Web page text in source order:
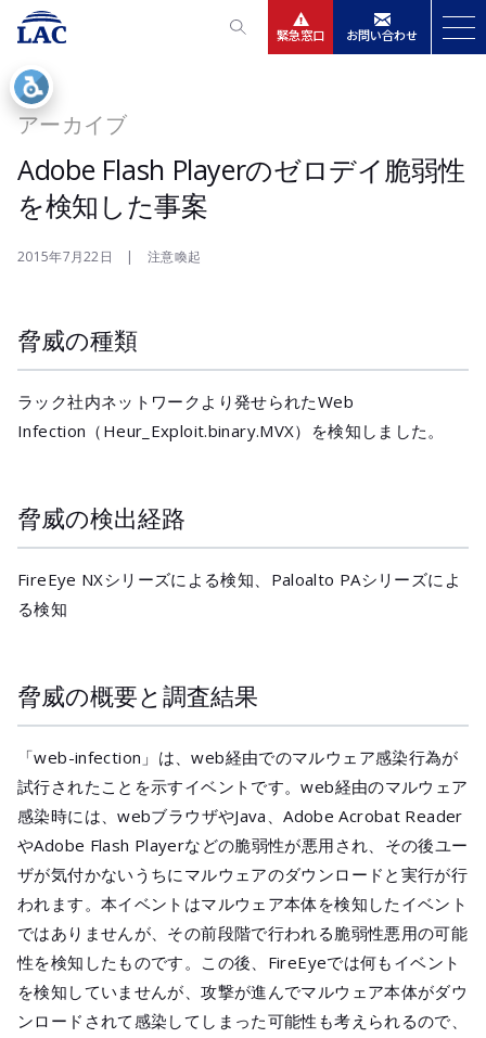
緊急窓口 お問い合わせ
アーカイブ
Adobe Flash Playerのゼロデイ脆弱性
を検知した事案
2015年7月22日 | 注意喚起
脅威の種類
ラック社内ネットワークより発せられたWeb
Infection（Heur_Exploit.binary.MVX）を検知しました。
脅威の検出経路
FireEye NXシリーズによる検知、Paloalto PAシリーズによ
る検知
脅威の概要と調査結果
「web-infection」は、web経由でのマルウェア感染行為が
試行されたことを示すイベントです。web経由のマルウェア
感染時には、webブラウザやJava、Adobe Acrobat Reader
やAdobe Flash Playerなどの脆弱性が悪用され、その後ユー
ザが気付かないうちにマルウェアのダウンロードと実行が行
われます。本イベントはマルウェア本体を検知したイベント
ではありませんが、その前段階で行われる脆弱性悪用の可能
性を検知したものです。この後、FireEyeでは何もイベント
を検知していませんが、攻撃が進んでマルウェア本体がダウ
ンロードされて感染してしまった可能性も考えられるので、